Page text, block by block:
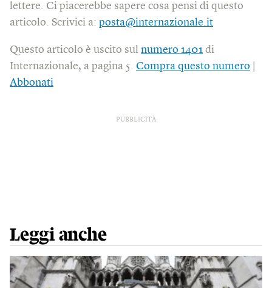
lettere. Ci piacerebbe sapere cosa pensi di questo
articolo. Scrivici a: posta@internazionale.it
Questo articolo è uscito sul numero 1401 di
Internazionale, a pagina 5. Compra questo numero
Abbonati
PUBBLICITÀ
Leggi anche